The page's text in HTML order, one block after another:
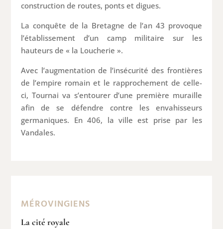
construction de routes, ponts et digues.
La conquête de la Bretagne de l’an 43 provoque
l’établissement d’un camp militaire sur les
hauteurs de « la Loucherie ».
Avec l’augmentation de l’insécurité des frontières
de l’empire romain et le rapprochement de celle-
ci, Tournai va s’entourer d’une première muraille
afin de se défendre contre les envahisseurs
germaniques. En 406, la ville est prise par les
Vandales.
MÉROVINGIENS
La cité royale